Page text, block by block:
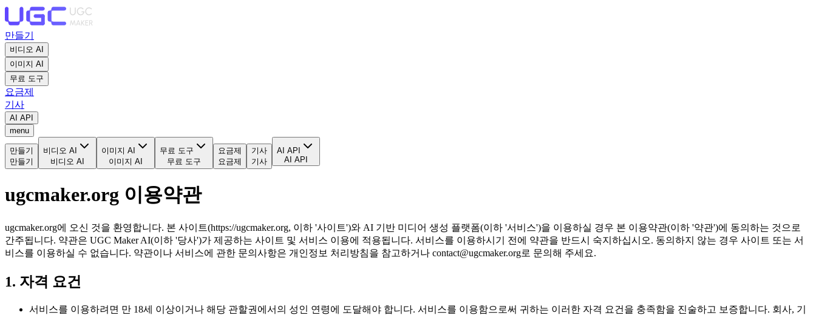
만들기
비디오 AI
이미지 AI
무료 도구
요금제
기사
AI API
menu
만들기
만들기
비디오 AI
비디오 AI
이미지 AI
이미지 AI
무료 도구
무료 도구
요금제
요금제
기사
기사
AI API
AI API
ugcmaker.org 이용약관
ugcmaker.org에 오신 것을 환영합니다. 본 사이트(https://ugcmaker.org, 이하 '사이트')와 AI 기반 미디어 생성 플랫폼(이하 '서비스')을 이용하실 경우 본 이용약관(이하 '약관')에 동의하는 것으로
간주됩니다. 약관은 UGC Maker AI(이하 '당사')가 제공하는 사이트 및 서비스 이용에 적용됩니다. 서비스를 이용하시기 전에 약관을 반드시 숙지하십시오. 동의하지 않는 경우 사이트 또는 서
비스를 이용하실 수 없습니다. 약관이나 서비스에 관한 문의사항은 개인정보 처리방침을 참고하거나 contact@ugcmaker.org로 문의해 주세요.
1. 자격 요건
서비스를 이용하려면 만 18세 이상이거나 해당 관할권에서의 성인 연령에 도달해야 합니다. 서비스를 이용함으로써 귀하는 이러한 자격 요건을 충족함을 진술하고 보증합니다. 회사, 기